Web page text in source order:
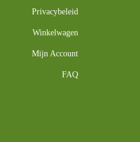
Privacybeleid
Winkelwagen
Mijn Account
FAQ